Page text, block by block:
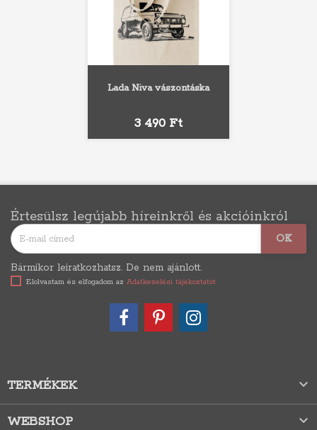
Lada Niva vászontáska
Ár
3 490 Ft
Értesülsz legújabb híreinkről és akcióinkról
Bármikor leiratkozhatsz. De nem ajánlott.
Elolvastam és elfogadom az Adatkezelési tájékoztatót
TERMÉKEK 
WEBSHOP 